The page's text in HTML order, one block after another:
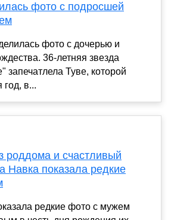
фото с подросшей
фото с дочерью и
36-летняя звезда
Туве, которой
год, в...
роддома и счастливый
Навка показала редкие
редкие фото с мужем